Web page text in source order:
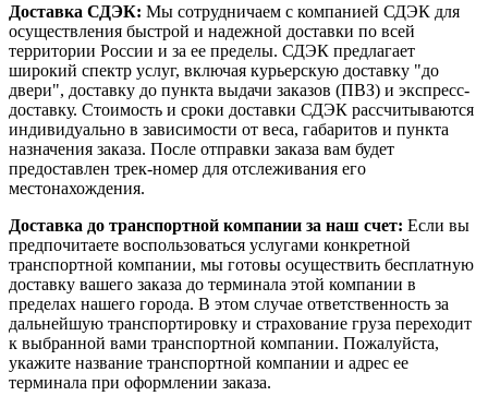
Доставка СДЭК: Мы сотрудничаем с компанией СДЭК для
осуществления быстрой и надежной доставки по всей
территории России и за ее пределы. СДЭК предлагает
широкий спектр услуг, включая курьерскую доставку "до
двери", доставку до пункта выдачи заказов (ПВЗ) и экспресс-
доставку. Стоимость и сроки доставки СДЭК рассчитываются
индивидуально в зависимости от веса, габаритов и пункта
назначения заказа. После отправки заказа вам будет
предоставлен трек-номер для отслеживания его
местонахождения.
Доставка до транспортной компании за наш счет: Если вы
предпочитаете воспользоваться услугами конкретной
транспортной компании, мы готовы осуществить бесплатную
доставку вашего заказа до терминала этой компании в
пределах нашего города. В этом случае ответственность за
дальнейшую транспортировку и страхование груза переходит
к выбранной вами транспортной компании. Пожалуйста,
укажите название транспортной компании и адрес ее
терминала при оформлении заказа.